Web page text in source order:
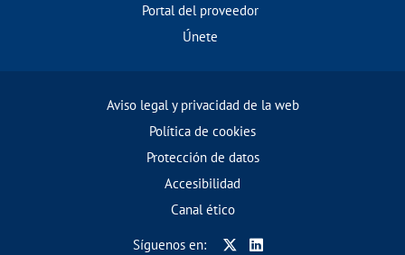
Portal del proveedor
Únete
Aviso legal y privacidad de la web
Política de cookies
Protección de datos
Accesibilidad
Canal ético
Síguenos en: